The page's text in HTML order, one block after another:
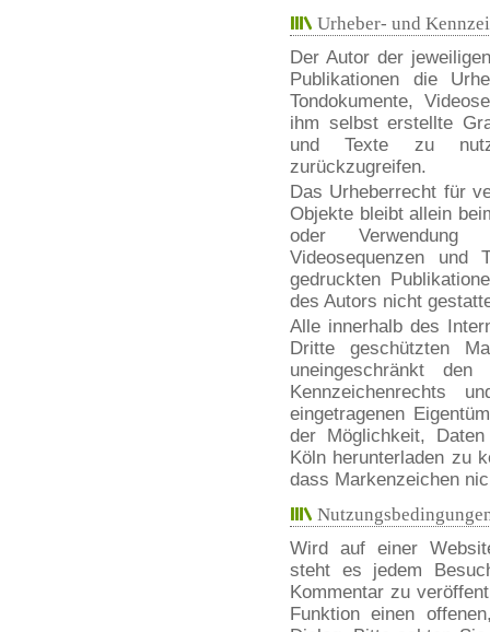
Urheber- und
Der Autor der
Publikationen die
Tondokumente,
ihm selbst erstellte
und Texte zu
zurückzugreifen.
Das Urheberrecht für
Objekte bleibt allein
oder Verwendung
Videosequenzen und
gedruckten
des Autors nicht
Alle innerhalb des
Dritte geschützten
uneingeschränkt
Kennzeichenrechts
eingetragenen
der Möglichkeit,
Köln herunterladen zu
dass Markenzeichen
Wird auf einer
steht es jedem
Kommentar zu
Funktion einen